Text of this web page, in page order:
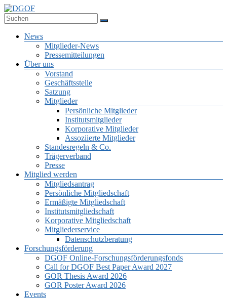
Zum
Inhalt
springen
Deutsche Gesellschaft für Online-Forschung e.V.
Menü
News
Mitglieder-News
Pressemitteilungen
Über uns
Vorstand
Geschäftsstelle
Satzung
Mitglieder
Persönliche Mitglieder
Institutsmitglieder
Korporative Mitglieder
Assoziierte Mitglieder
Standesregeln & Co.
Trägerverband
Presse
Mitglied werden
Mitgliedsantrag
Persönliche Mitgliedschaft
Ermäßigte Mitgliedschaft
Institutsmitgliedschaft
Korporative Mitgliedschaft
Mitgliederservice
Datenschutzberatung
Forschungsförderung
DGOF Online-Forschungsförderungsfonds
Call for DGOF Best Paper Award 2027
GOR Thesis Award 2026
GOR Poster Award 2026
Events